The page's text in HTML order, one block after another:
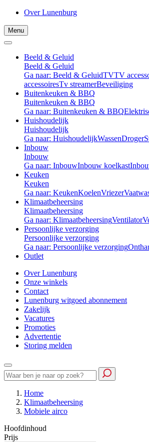
Over Lunenburg
Menu
Beeld & Geluid
Beeld & Geluid
Ga naar: Beeld & GeluidTVTV
accessoiresTv streamerBeveiliging
Buitenkeuken & BBQ
Buitenkeuken & BBQ
Ga naar: Buitenkeuken & BBQ
Huishoudelijk
Huishoudelijk
Ga naar: HuishoudelijkWassenDroger
Inbouw
Inbouw
Ga naar: InbouwInbouw koelkast
Keuken
Keuken
Ga naar: KeukenKoelenVriezer
Klimaatbeheersing
Klimaatbeheersing
Ga naar: KlimaatbeheersingVentilator
Persoonlijke verzorging
Persoonlijke verzorging
Ga naar: Persoonlijke verzorging
Outlet
Over Lunenburg
Onze winkels
Contact
Lunenburg witgoed abonnement
Zakelijk
Vacatures
Promoties
Advertentie
Storing melden
Home
Klimaatbeheersing
Mobiele airco
Hoofdinhoud
Prijs